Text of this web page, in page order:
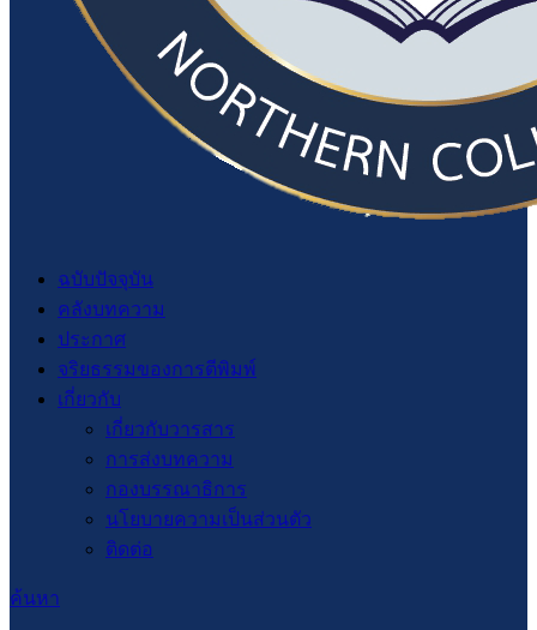
ฉบับปัจจุบัน
คลังบทความ
ประกาศ
จริยธรรมของการตีพิมพ์
เกี่ยวกับ
เกี่ยวกับวารสาร
การส่งบทความ
กองบรรณาธิการ
นโยบายความเป็นส่วนตัว
ติดต่อ
ค้นหา